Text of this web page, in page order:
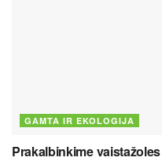
GAMTA IR EKOLOGIJA
Prakalbinkime